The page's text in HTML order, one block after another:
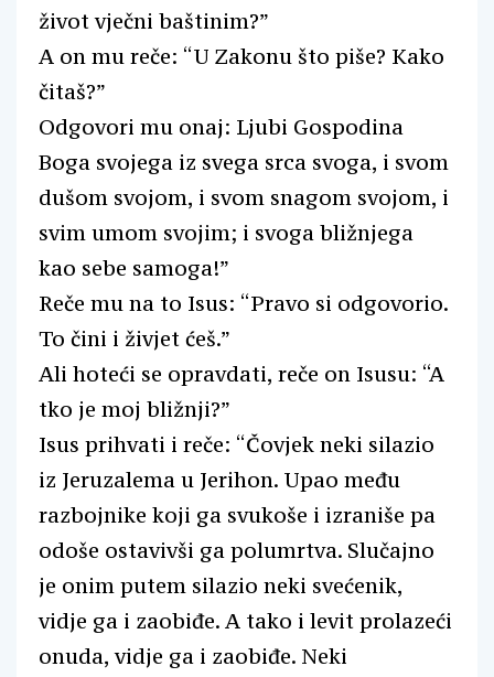
život vječni baštinim?”
A on mu reče: “U Zakonu što piše? Kako
čitaš?”
Odgovori mu onaj: Ljubi Gospodina
Boga svojega iz svega srca svoga, i svom
dušom svojom, i svom snagom svojom, i
svim umom svojim; i svoga bližnjega
kao sebe samoga!”
Reče mu na to Isus: “Pravo si odgovorio.
To čini i živjet ćeš.”
Ali hoteći se opravdati, reče on Isusu: “A
tko je moj bližnji?”
Isus prihvati i reče: “Čovjek neki silazio
iz Jeruzalema u Jerihon. Upao među
razbojnike koji ga svukoše i izraniše pa
odoše ostavivši ga polumrtva. Slučajno
je onim putem silazio neki svećenik,
vidje ga i zaobiđe. A tako i levit prolazeći
onuda, vidje ga i zaobiđe. Neki